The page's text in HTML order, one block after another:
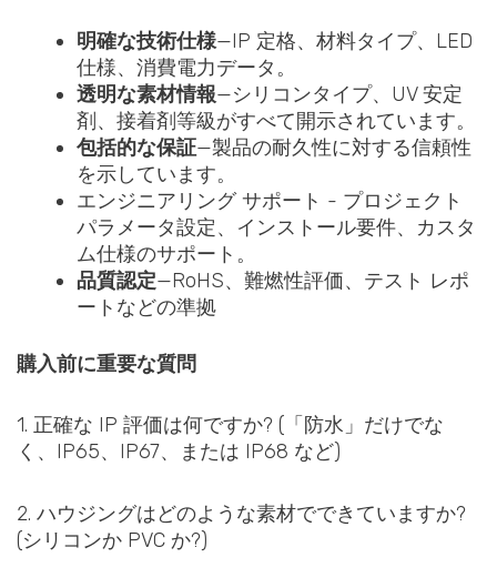
明確な技術仕様—IP 定格、材料タイプ、LED
仕様、消費電力データ。
透明な素材情報—シリコンタイプ、UV 安定
剤、接着剤等級がすべて開示されています。
包括的な保証—製品の耐久性に対する信頼性
を示しています。
エンジニアリング サポート - プロジェクト
パラメータ設定、インストール要件、カスタ
ム仕様のサポート。
品質認定—RoHS、難燃性評価、テスト レポ
ートなどの準拠
購入前に重要な質問
1. 正確な IP 評価は何ですか? (「防水」だけでな
く、IP65、IP67、または IP68 など)
2. ハウジングはどのような素材でできていますか?
(シリコンか PVC か?)